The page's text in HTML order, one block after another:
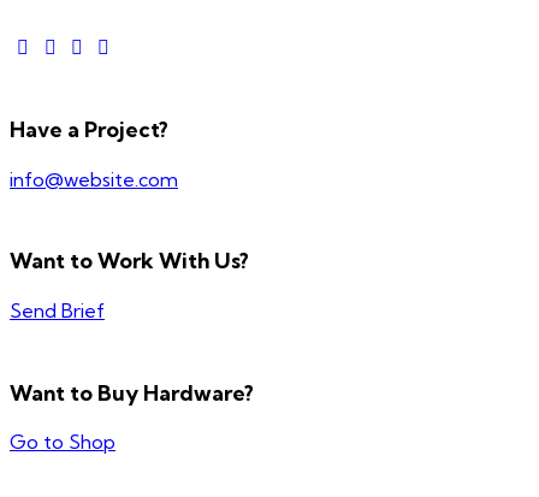
Have a Project?
info@website.com
Want to Work With Us?
Send Brief
Want to Buy Hardware?
Go to Shop